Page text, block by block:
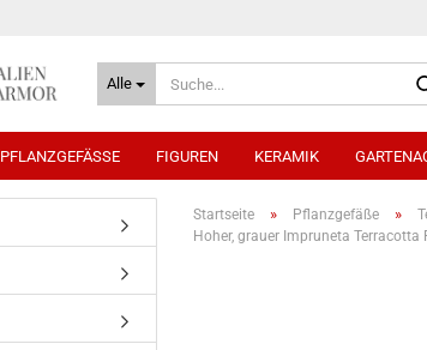
Alle
PFLANZGEFÄSSE FIGUREN KERAMIK
Startseite » Pflanzgefäße »
Hoher, grauer Impruneta